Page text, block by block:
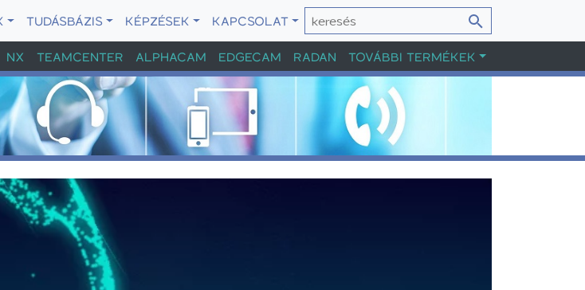
TUDÁSBÁZIS KÉPZÉSEK
KAPCSOLAT
NX TEAMCENTER ALPHACAM EDGECAM RADAN TOVÁBBI TERMÉKEK